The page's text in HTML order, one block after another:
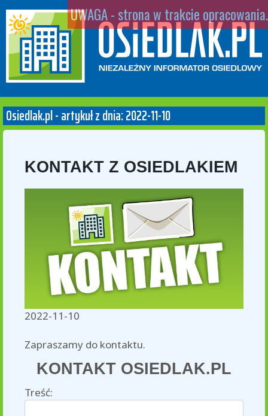
UWAGA - strona w trakcie opracowania.
Osiedlak.pl - artykuł z dnia: 2022-11-10
KONTAKT Z OSIEDLAKIEM
2022-11-10
Zapraszamy do kontaktu.
KONTAKT OSIEDLAK.PL
Treść: